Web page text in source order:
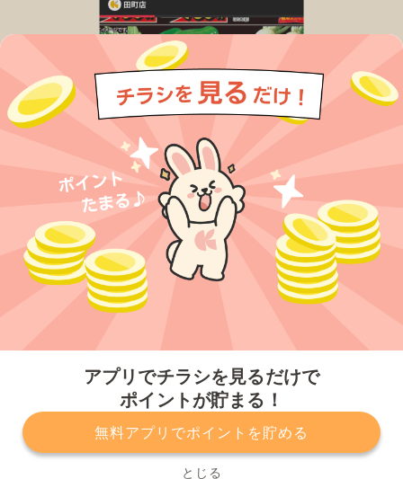
アプリでチラシを見るだけで
ポイントが貯まる！
無料アプリでポイントを貯める
とじる
プライバシーポリシー 利用規約
運営会社
サービスに関してのお問い合わせ